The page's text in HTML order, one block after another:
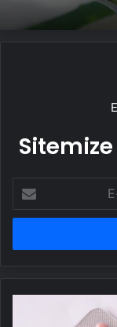
Aloe
Çiçeği Ve
posta
adresinizi